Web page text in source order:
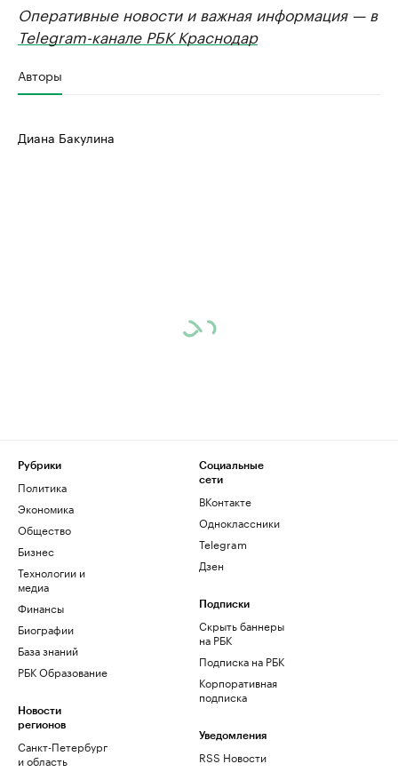
Оперативные новости и важная информация — в
Telegram-канале РБК Краснодар
Авторы
Диана Бакулина
Рубрики
Политика
Экономика
Общество
Бизнес
Технологии и
медиа
Финансы
Биографии
База знаний
РБК Образование
Новости
регионов
Санкт-Петербург
и область
Социальные
сети
ВКонтакте
Одноклассники
Telegram
Дзен
Подписки
Скрыть баннеры
на РБК
Подписка на РБК
Корпоративная
подписка
Уведомления
RSS Новости